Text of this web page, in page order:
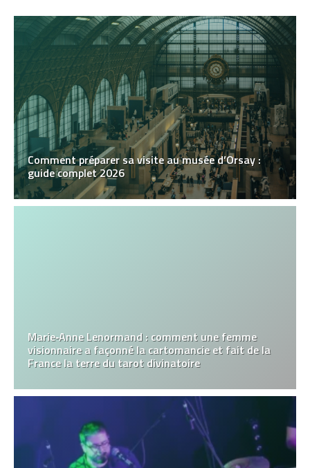
Comment préparer sa visite au musée d’Orsay :
guide complet 2026
Marie‑Anne Lenormand : comment une femme
visionnaire a façonné la cartomancie et fait de la
France la terre du tarot divinatoire